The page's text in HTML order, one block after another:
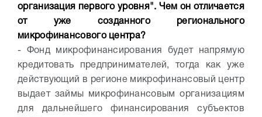
организация первого уровня". Чем он отличается
от уже созданного регионального
микрофинансового центра?
- Фонд микрофинансирования будет напрямую
кредитовать предпринимателей, тогда как уже
действующий в регионе микрофинансовый центр
выдает займы микрофинансовым организациям
для дальнейшего финансирования субъектов